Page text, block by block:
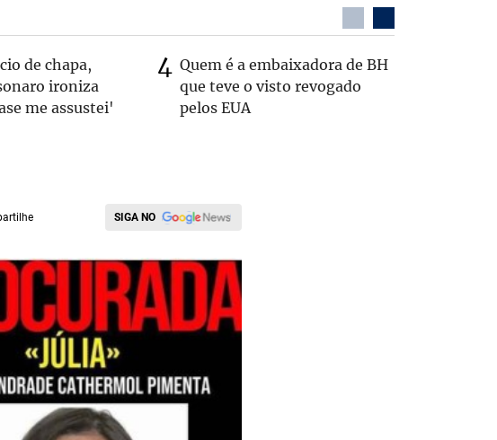
de chapa,
ironiza
me assustei'
Quem é a embaixadora de BH
que teve o visto revogado
pelos EUA
SIGA NO